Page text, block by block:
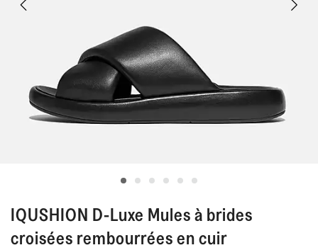
IQUSHION D-Luxe Mules à brides
croisées rembourrées en cuir